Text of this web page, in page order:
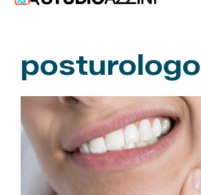
contenuto
posturologo